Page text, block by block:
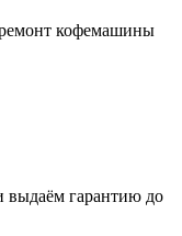
кофемашины
выдаём гарантию до